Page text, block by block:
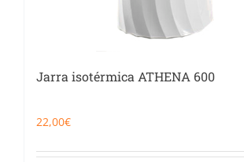
Jarra isotérmica ATHENA 600
22,00€